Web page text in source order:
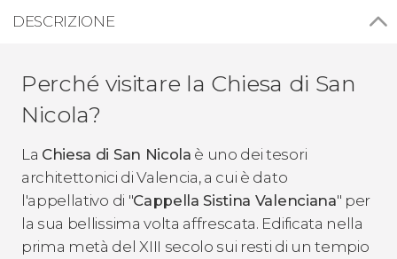
DESCRIZIONE
Perché visitare la Chiesa di San
Nicola?
La Chiesa di San Nicola è uno dei tesori
architettonici di Valencia, a cui è dato
l'appellativo di "Cappella Sistina Valenciana" per
la sua bellissima volta affrescata. Edificata nella
prima metà del XIII secolo sui resti di un tempio